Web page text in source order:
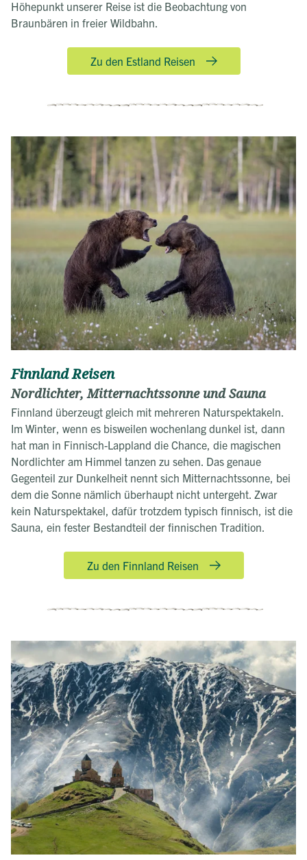
Höhepunkt unserer Reise ist die Beobachtung von
Braunbären in freier Wildbahn.
Zu den Estland Reisen
Finnland Reisen
Nordlichter, Mitternachtssonne und Sauna
Finnland überzeugt gleich mit mehreren Naturspektakeln.
Im Winter, wenn es bisweilen wochenlang dunkel ist, dann
hat man in Finnisch-Lappland die Chance, die magischen
Nordlichter am Himmel tanzen zu sehen. Das genaue
Gegenteil zur Dunkelheit nennt sich Mitternachtssonne, bei
dem die Sonne nämlich überhaupt nicht untergeht. Zwar
kein Naturspektakel, dafür trotzdem typisch finnisch, ist die
Sauna, ein fester Bestandteil der finnischen Tradition.
Zu den Finnland Reisen